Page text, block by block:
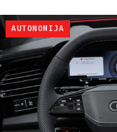
AUTONOMIJA